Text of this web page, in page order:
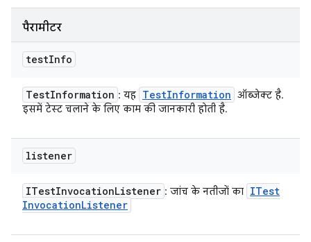
पैरामीटर
testInfo
TestInformation : यह TestInformation ऑब्जेक्ट है.
इसमें टेस्ट चलाने के लिए काम की जानकारी होती है.
listener
ITestInvocationListener : जांच के नतीजों का ITest
InvocationListener